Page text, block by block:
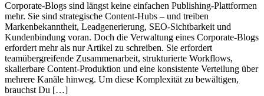
Corporate-Blogs sind längst keine einfachen Publishing-Plattformen
mehr. Sie sind strategische Content-Hubs – und treiben
Markenbekanntheit, Leadgenerierung, SEO-Sichtbarkeit und
Kundenbindung voran. Doch die Verwaltung eines Corporate-Blogs
erfordert mehr als nur Artikel zu schreiben. Sie erfordert
teamübergreifende Zusammenarbeit, strukturierte Workflows,
skalierbare Content-Produktion und eine konsistente Verteilung über
mehrere Kanäle hinweg. Um diese Komplexität zu bewältigen,
brauchst Du […]